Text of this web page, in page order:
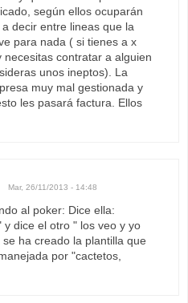
según ellos ocuparán
decir entre lineas que la
para nada ( si tienes a x
contratar a alguien
unos ineptos). La
muy mal gestionada y
les pasará factura. Ellos
Mar, 26/11/2013 - 14:48
al poker: Dice ella:
dice el otro " los veo y yo
ha creado la plantilla que
por "cactetos,